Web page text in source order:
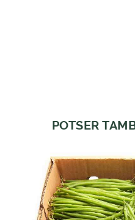
POTSER